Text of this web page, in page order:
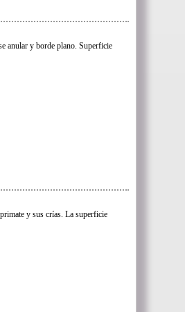
anular y borde plano. Superficie
y sus crías. La superficie